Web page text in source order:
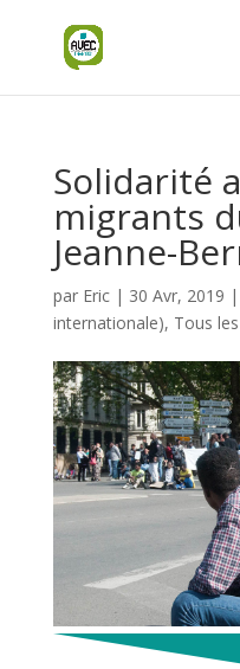
Solidarité
migrants
Jeanne-
par Eric| 30 Avr, 2019 |
internationale), Tous